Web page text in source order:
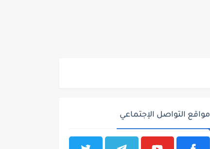
مواقع التواصل الإجتماعي